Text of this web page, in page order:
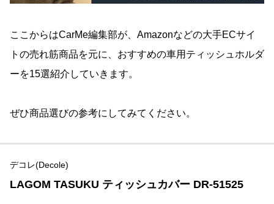
ここからはCarMe編集部が、Amazonなどの大手ECサイ
トの売れ筋商品を元に、おすすめの車用ティッシュホルダ
ーを15選紹介していきます。
ぜひ商品選びの参考にしてみてください。
デコレ(Decole)
LAGOM TASUKU ティッシュカバー DR-51525